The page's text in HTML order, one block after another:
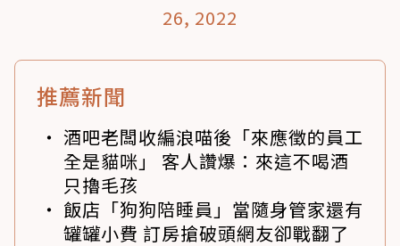
26, 2022
推薦新聞
酒吧老闆收編浪喵後「來應徵的員工
全是貓咪」 客人讚爆：來這不喝酒
只擼毛孩
飯店「狗狗陪睡員」當隨身管家還有
罐罐小費 訂房搶破頭網友卻戰翻了